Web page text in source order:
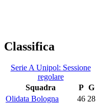
Classifica
Serie A Unipol: Sessione
regolare
Squadra
P G
Olidata Bologna
46 28